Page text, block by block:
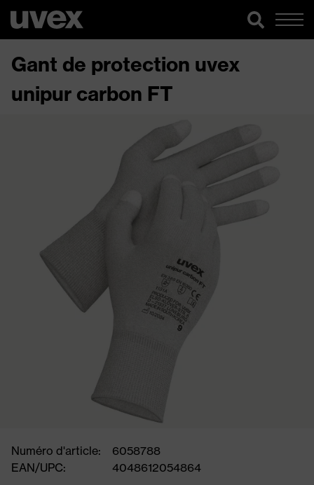
Gant de protection uvex
unipur carbon FT
Numéro d'article:
6058788
EAN/UPC:
4048612054864